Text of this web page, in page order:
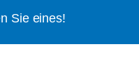
Sie eines!